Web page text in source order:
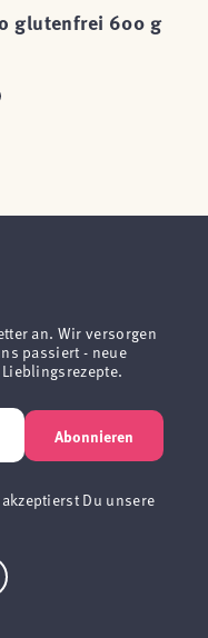
glutenfrei 600 g
an. Wir versorgen
passiert - neue
Abonnieren
Du unsere